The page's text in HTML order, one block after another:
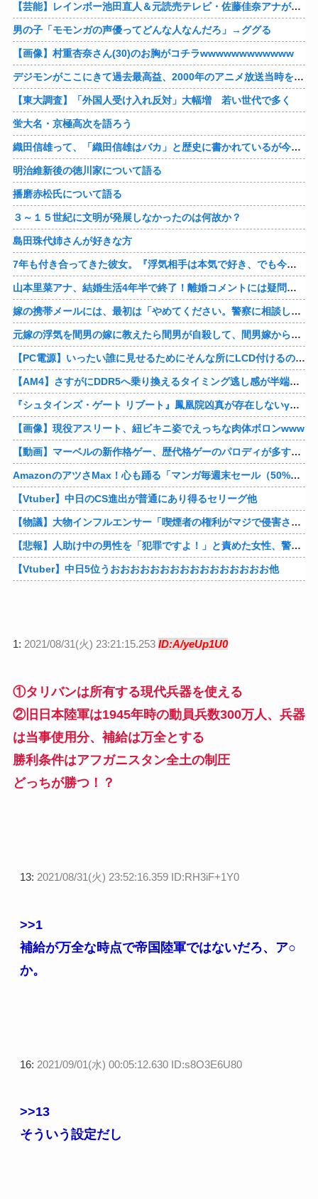
【芸能】レインボー池田直人＆元読売テレビ・佐藤佳奈アナが結婚
男の子「モモンガの声優ってどんな人なんだろ」→ググる
【画像】村重杏奈さん(30)のお胸がコチラwwwwwwwwwwww
デジモンがここにきて過去最高益、2000年のアニメ放送当時を上回る
【東大調査】「外国人受け入れ反対」大幅増 若い世代で多く
蛍大名・京極高次を語ろう
織田信雄って、「織田信雄はバカ」と歴史に書かれているが今まで家が残っているんでバカではないよな？
明治維新後の徳川家について語る
播磨赤松氏について語る
３～１５世紀に文明が発展しなかったのは何故か？
島田珠代姉さんが好きな方
7年も付き合ってきた彼女。『浮気相手は本気で好き、でも今の生活は壊したくない。あなたは家族で、浮気相手は恋人。それじゃ駄目なの？』人の心なんて持ってなかったｗ
山本里菜アナ、結婚生活4年半で終了！離婚コメントには疑問の声
嫁の携帯メールには、最初は「やめてください。警察に相談します」とかだったけど、最近は「昨日もすごかった。間君のが中でビクピｋ（ｒｙ」とｗ しかも羽目鳥も満載だった！
元嫁の浮気を間男の嫁に教えたら間男が自殺して、間男嫁から感謝されつつ元嫁に『いつ死ぬの？』と笑顔で言われた衝撃
【PC電源】いったい誰に見せるためにそんな所にLCD付けるのかな
【AM4】さすがにDDR5へ乗り換えるタイミング逃し感が半端ない
『シュタインズ・ゲート リブート』鳳凰院凶真が存在しないγ（ガンマ）世界線が追加される
【画像】現役アスリート、紐ビキニ姿でえっちな肉体ボロンwww
【動画】マーベルの新作格ゲー、歴代格ゲーのパロディが多すぎて話題にwwwwwww
AmazonのアツさMax！心も踊る「マンガ毎週末セール（50%還元）」2日目襲来！他
【Vtuber】中日のCS進出が普通にあり得るセリーグ他
【物議】大物インフルエンサー「喫煙者の権利がマジで侵害されてる。いくら税金払ってるんだ」他
【悲報】人助け中の男性を「犯罪ですよ！」と責めた女性、警察が来た瞬間逃げる他
【Vtuber】中日5位うおおおおおおおおおおおおおおおお他
1: 2021/08/31(火) 23:21:15.253 ID:A/yeUp1U0
①タリバンは所有する現代兵器を使える
②旧日本陸軍は1945年時の動員兵数300万人、兵器
は当事使用分、補給は万全とする
勝利条件はアフガニスタン全土の制圧
どっちが勝つ！？
13: 2021/08/31(火) 23:52:16.359 ID:RH3iF+1Y0
>>1
補給が万全な時点で帝国陸軍ではないだろ、ア○
か。
16: 2021/09/01(水) 00:05:12.630 ID:s8O3E6U80
>>13
そういう設定だし